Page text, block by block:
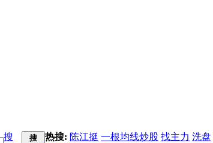
搜
搜
热搜: 陈江挺 一根均线炒股 找主力 洗盘